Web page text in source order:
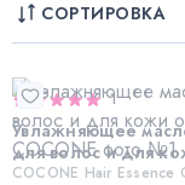
СОРТИРОВКА
1
Увлажняющее
для волос и для
COCONE Hair Essence